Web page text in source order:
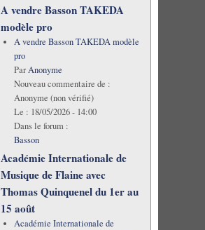
A vendre Basson TAKEDA
modèle pro
A vendre Basson TAKEDA modèle
pro
ParAnonyme
Nouveau commentaire de :
Anonyme (non vérifié)
Le : 18/05/2026 - 14:00
Dans le forum :
Basson
Académie Internationale de
Musique de Flaine avec
Thomas Quinquenel du 1er au
15 août
Académie Internationale de